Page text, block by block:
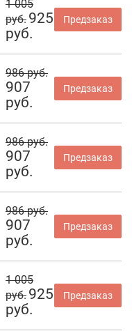
1 005
руб. 925
руб.
Предзаказ
986 руб.
907
руб.
Предзаказ
986 руб.
907
руб.
Предзаказ
986 руб.
907
руб.
Предзаказ
1 005
руб. 925
руб.
Предзаказ